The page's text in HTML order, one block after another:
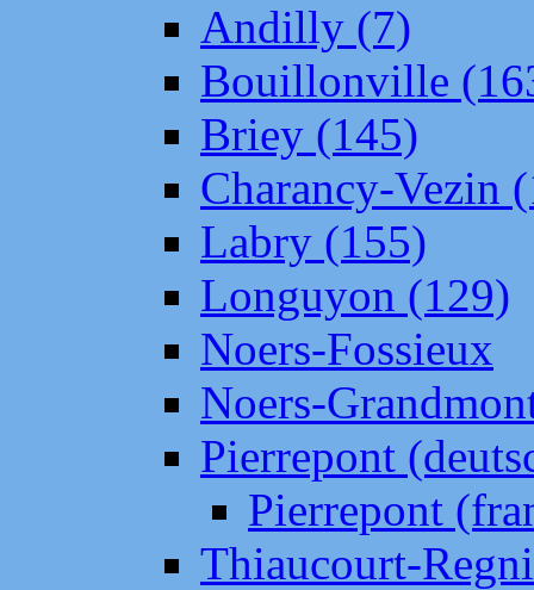
Andilly (7)
Bouillonville
Briey (145)
Charancy-Vezin
Labry (155)
Longuyon (129)
Noers-Fossieux
Noers-
Pierrepont
Pierrepont
Thiaucourt-